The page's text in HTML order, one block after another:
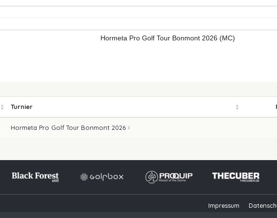
Hormeta Pro Golf Tour Bonmont 2026 (MC)
Turnier
Hormeta Pro Golf Tour Bonmont 2026
Impressum